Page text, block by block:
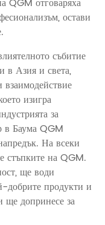
QGM отговаряха
остави
събитие
в Азия и света,
изигра
за
в Баума QGM
На всеки
на QGM.
ще води
добрите продукти и
ще допринесе за